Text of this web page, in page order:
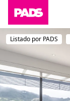
Listado por PADS